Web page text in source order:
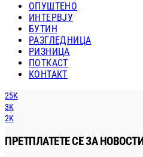
ОПУШТЕНО
ИНТЕРВЈУ
БУТИН
РАЗГЛЕДНИЦА
РИЗНИЦА
ПОТКАСТ
КОНТАКТ
25K
3K
2K
ПРЕТПЛАТЕТЕ СЕ ЗА НОВОСТИ